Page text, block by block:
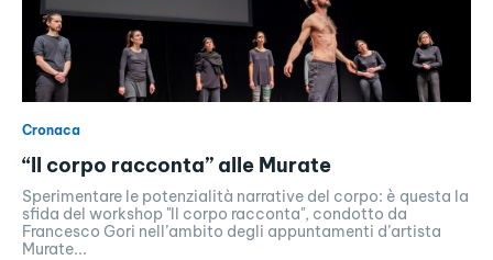
Cronaca
“Il corpo racconta” alle Murate
Sperimentare le potenzialità narrative del corpo: è questa la
sfida del workshop "Il corpo racconta", condotto da
Francesco Gori nell’ambito degli appuntamenti d’artista
Murate...